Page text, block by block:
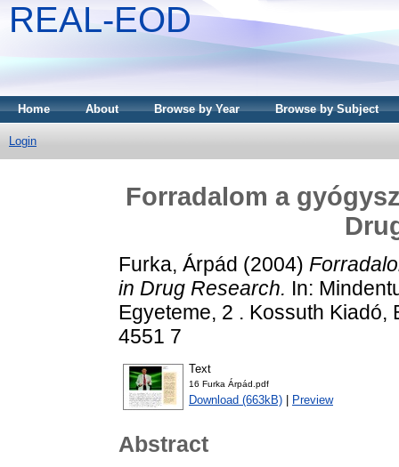
REAL-EOD
Home About Browse by Year Browse by Subject
Login
Forradalom a
Furka, Árpád (2004)
in Drug Research. In:
Egyeteme, 2 . Kossuth Kiadó,
4551 7
Text
16 Furka Árpád.pdf
Download (663kB) Preview
Abstract